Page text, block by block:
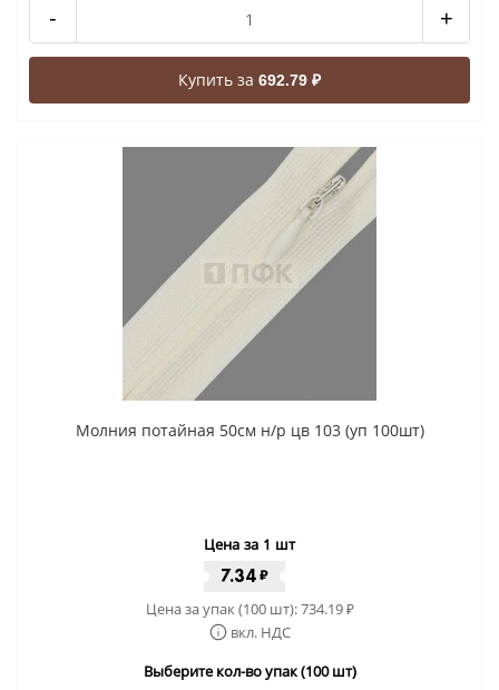
- +
Купить за 692.79 ₽
Молния потайная 50см н/р цв 103 (уп 100шт)
Цена за 1 шт
7.34 ₽
Цена за упак (100 шт):734.19₽
вкл. НДС
Выберите кол-во упак (100 шт)